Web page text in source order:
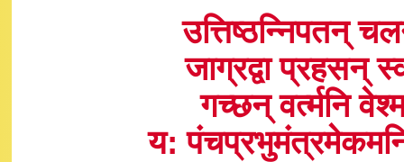
उत्तिष्ठन्निपतन्
जाग्रद्वा प्रहसन्
गच्छन् वर्त्मनि
य: